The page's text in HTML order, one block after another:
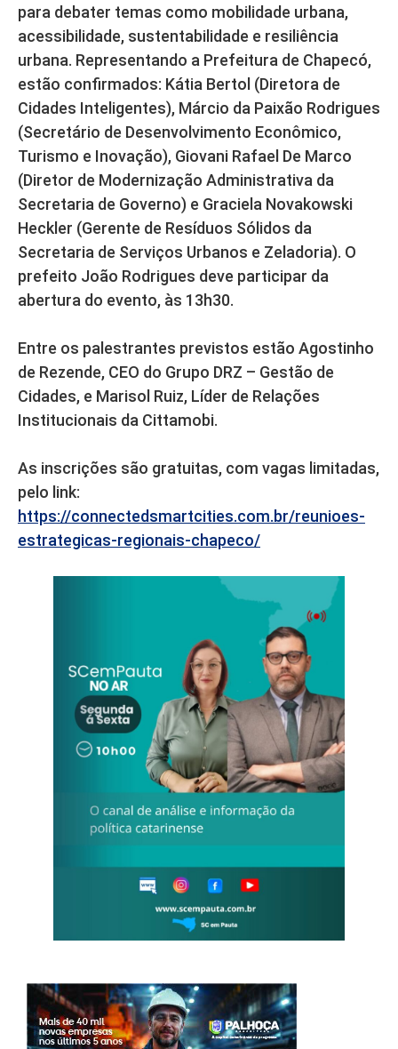
para debater temas como mobilidade urbana,
acessibilidade, sustentabilidade e resiliência
urbana. Representando a Prefeitura de Chapecó,
estão confirmados: Kátia Bertol (Diretora de
Cidades Inteligentes), Márcio da Paixão Rodrigues
(Secretário de Desenvolvimento Econômico,
Turismo e Inovação), Giovani Rafael De Marco
(Diretor de Modernização Administrativa da
Secretaria de Governo) e Graciela Novakowski
Heckler (Gerente de Resíduos Sólidos da
Secretaria de Serviços Urbanos e Zeladoria). O
prefeito João Rodrigues deve participar da
abertura do evento, às 13h30.
Entre os palestrantes previstos estão Agostinho
de Rezende, CEO do Grupo DRZ – Gestão de
Cidades, e Marisol Ruiz, Líder de Relações
Institucionais da Cittamobi.
As inscrições são gratuitas, com vagas limitadas,
pelo link:
https://connectedsmartcities.com.br/reunioes-
estrategicas-regionais-chapeco/